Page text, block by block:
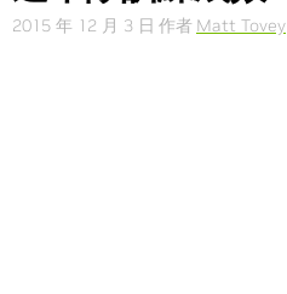
2015 年 12 月 3 日 作者 Matt Tovey